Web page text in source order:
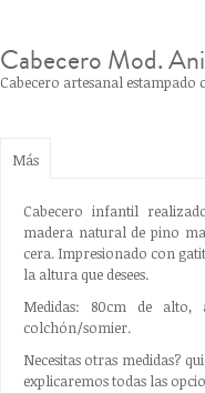
Cabecero Mod.
Cabecero artesanal estampado
Más
Cabecero infantil
madera natural de pino
cera. Impresionado con
la altura que desees.
Medidas: 80cm de alto,
colchón/somier.
Necesitas otras medidas?
explicaremos todas las